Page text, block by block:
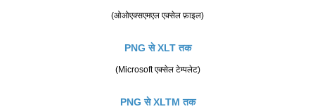
(ओओएक्सएमएल एक्सेल फ़ाइल)
PNG से XLT तक
(Microsoft एक्सेल टेम्पलेट)
PNG से XLTM तक